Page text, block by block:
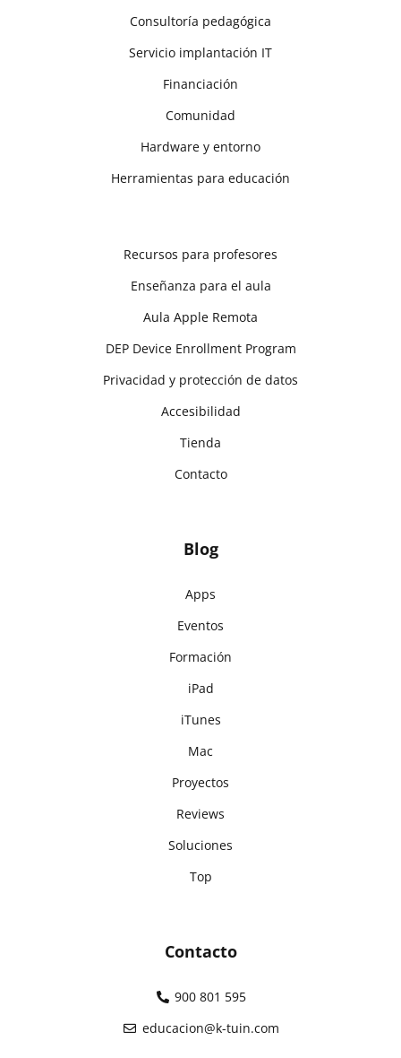
Consultoría pedagógica
Servicio implantación IT
Financiación
Comunidad
Hardware y entorno
Herramientas para educación
Recursos para profesores
Enseñanza para el aula
Aula Apple Remota
DEP Device Enrollment Program
Privacidad y protección de datos
Accesibilidad
Tienda
Contacto
Blog
Apps
Eventos
Formación
iPad
iTunes
Mac
Proyectos
Reviews
Soluciones
Top
Contacto
900 801 595
educacion@k-tuin.com